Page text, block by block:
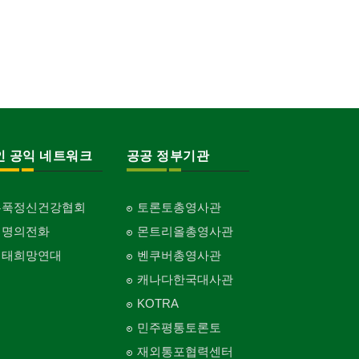
공익 네트워크
정신건강협회
의전화
희망연대
공공 정부기관
토론토총영사관
몬트리올총영사관
벤쿠버총영사관
캐나다한국대사관
KOTRA
민주평통토론토
재외통포협력센터